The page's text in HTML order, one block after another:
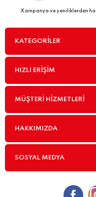
Kampanya ve yeniliklerden
KATEGORILER
HIZLI ERIŞIM
MÜŞTERI HIZMETLERI
HAKKIMIZDA
SOSYAL MEDYA